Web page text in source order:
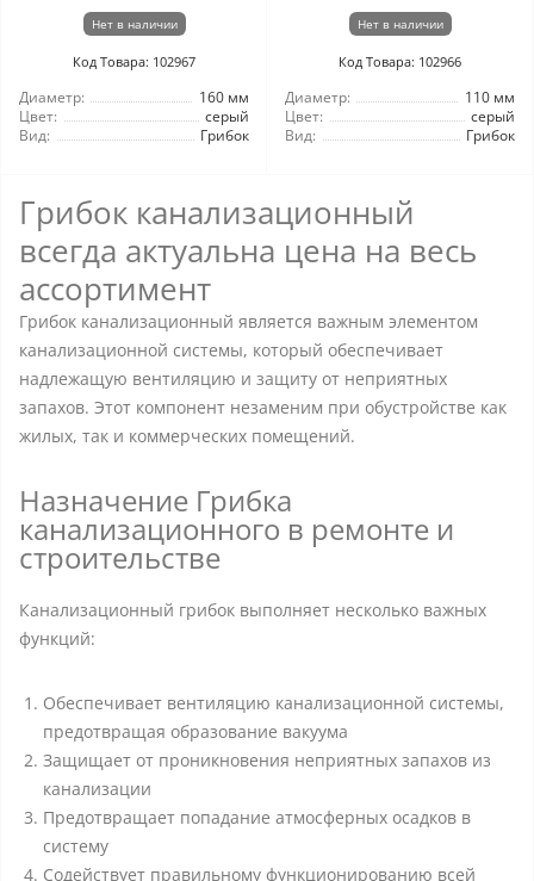
Нет в наличии
Код Товара: 102967
Диаметр:
160 мм
Цвет:
серый
Вид:
Грибок
Нет в наличии
Код Товара: 102966
Диаметр:
110 мм
Цвет:
серый
Вид:
Грибок
Грибок канализационный
всегда актуальна цена на весь
ассортимент
Грибок канализационный является важным элементом
канализационной системы, который обеспечивает
надлежащую вентиляцию и защиту от неприятных
запахов. Этот компонент незаменим при обустройстве как
жилых, так и коммерческих помещений.
Назначение Грибка
канализационного в ремонте и
строительстве
Канализационный грибок выполняет несколько важных
функций:
Обеспечивает вентиляцию канализационной системы,
предотвращая образование вакуума
Защищает от проникновения неприятных запахов из
канализации
Предотвращает попадание атмосферных осадков в
систему
Содействует правильному функционированию всей